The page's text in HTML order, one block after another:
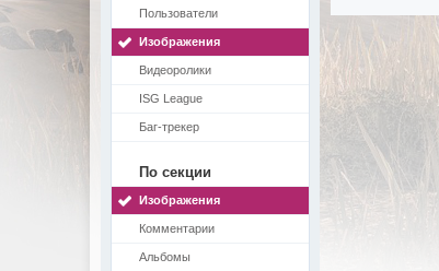
Пользователи
Изображения
Видеоролики
ISG League
Баг-трекер
По секции
Изображения
Комментарии
Альбомы